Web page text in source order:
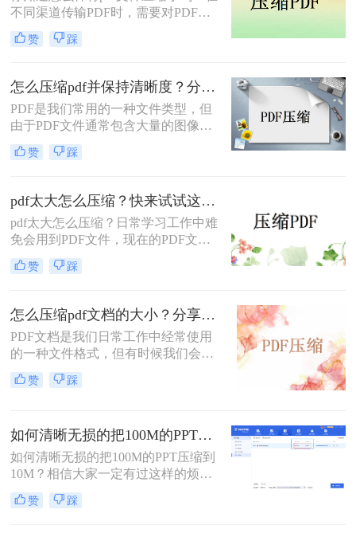
不同渠道传输PDF时，需要对PDF文
件进行压缩。此时，您可以浏览数字
空间来识别执行文件压缩过程的正确
很多的工具，但连接可靠的应用程序
非常具有挑战性。
赞 踩
怎么压缩pdf并保持清晰度？分享两个好用的压缩方法！
PDF是我们常用的一种文件类型，但
由于PDF文件通常包含大量的图像、
文本和其他媒体文件，这就致使它们
的体积比较大，不仅传输起来很慢，
上传。
赞 踩
pdf太大怎么压缩？快来试试这个在线方法！
pdf太大怎么压缩？​日常学习工作中难
免会用到PDF文件，现在的PDF文件
里还包含大量表格和图片，打开时变
得很卡顿。pdf压缩就变得必不可少，
的试试呀~
赞 踩
怎么压缩pdf文档的大小？分享三种压缩方法！
​PDF文档是我们日常工作中经常使用
的一种文件格式，但有时候我们会遇
到PDF文件太大的问题。这个问题很
常见，尤其是在需要发送PDF文件作
长的问题。在这篇文章中，我们将为
大家介绍怎么压缩pdf文档的大小的方
法。
赞 踩
如何清晰无损的把100M的PPT压缩到10M？这个方法你一定要知道！
如何清晰无损的把100M的PPT压缩到
10M？​相信大家一定有过这样的烦
恼，办公文件体积太大。文件过大会
影响打开速度，演示放映时常的流畅
赞 踩